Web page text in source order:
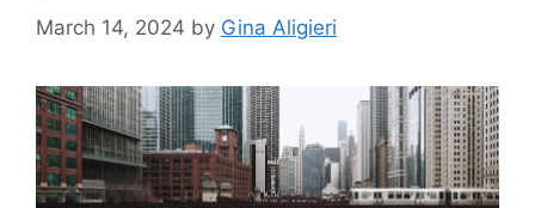
March 14, 2024 by Gina Aligieri